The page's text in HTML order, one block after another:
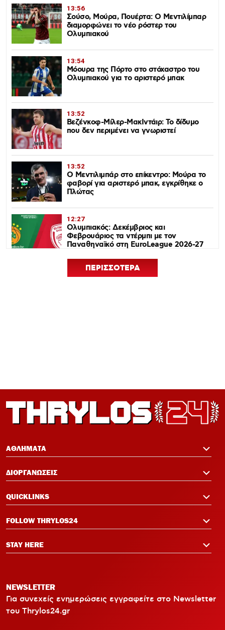
13:56
Σούσο, Μούρα, Πουέρτα: Ο Μεντιλίμπαρ
διαμορφώνει το νέο ρόστερ του
Ολυμπιακού
13:54
Μόουρα της Πόρτο στο στόχαστρο του
Ολυμπιακού για το αριστερό μπακ
13:52
Βεζένκοφ-Μίλερ-ΜακΙντάιρ: Το δίδυμο
που δεν περιμένει να γνωριστεί
13:52
Ο Μεντιλιμπάρ στο επίκεντρο: Μούρα το
φαβορί για αριστερό μπακ, εγκρίθηκε ο
Πλώτας
12:27
Ολυμπιακός: Δεκέμβριος και
Φεβρουάριος τα ντέρμπι με τον
Παναθηναϊκό στη EuroLeague 2026-27
Euroleague Basketball+: Το ψηφιακό
Μεντιλίμπαρ
ΠΕΡΙΣΣΟΤΕΡΑ
ΑΘΛΗΜΑΤΑ
ΔΙΟΡΓΑΝΩΣΕΙΣ
QUICKLINKS
FOLLOW THRYLOS24
STAY HERE
NEWSLETTER
Για συνεχείς ενημερώσεις εγγραφείτε στο Newsletter
του Thrylos24.gr